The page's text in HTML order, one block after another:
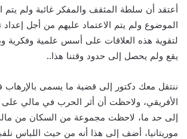
أعتقد أن سلطة المثقف والمفكر غائبة ولم
الموضوع ولم يتم الاعتماد عليهم من أجل
لتقوية هذه العلاقات على أسس علمية وفكرية
يقع ولم يحصل إلى حدود وقتنا هذا..
ننتقل معك دكتور إلى قضية ما يسمى
الأفريقي، ولاحظت أن أثر الحرب في مالي على
إلى حد ما، لاحظت مجموعة من السكان من
موريتانيا، أضف إلى هذا أنه من حيث اللباس